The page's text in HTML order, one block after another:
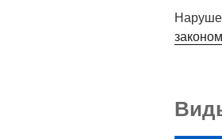
законом